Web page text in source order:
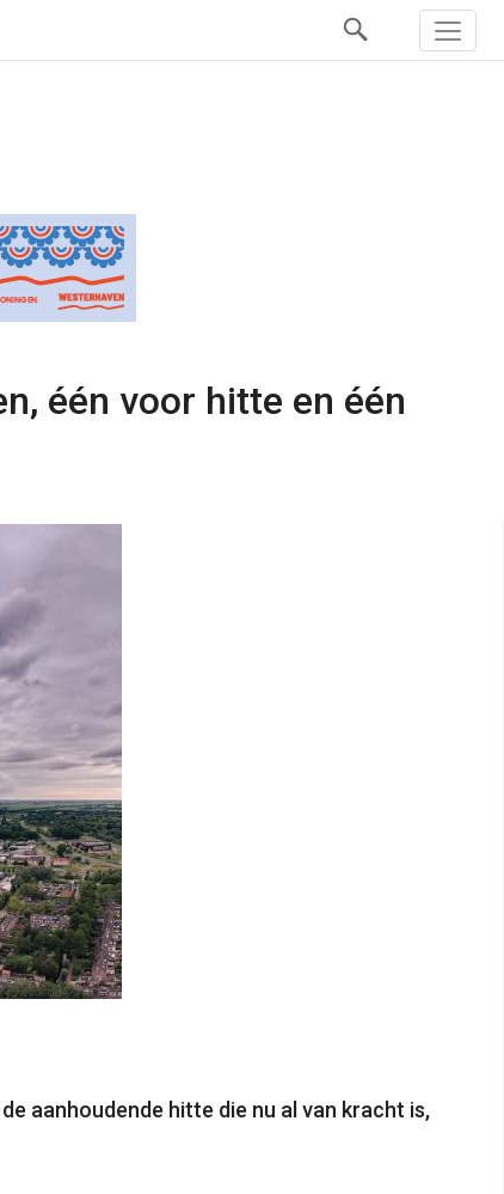
één voor hitte en één
aanhoudende hitte die nu al van kracht is,